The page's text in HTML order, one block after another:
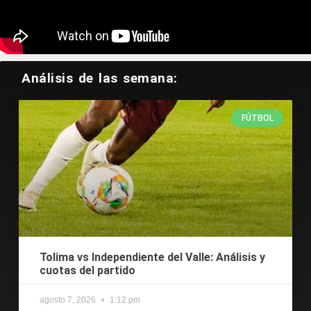
Tweets by CodereCO
Análisis de las semana:
FÚTBOL
Tolima vs Independiente del Valle: Análisis y
cuotas del partido
agosto 7, 2026 1:12 pm